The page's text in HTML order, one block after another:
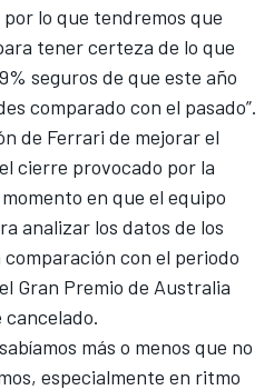
lo que tendremos que
tener certeza de lo que
seguros de que este año
comparado con el pasado”.
de Ferrari de mejorar el
cierre provocado por la
en que el equipo
analizar los datos de los
con el periodo
Gran Premio de Australia
más o menos que no
especialmente en ritmo